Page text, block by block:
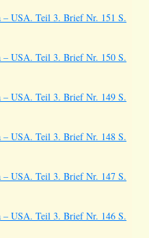
USA. Teil 3. Brief Nr. 151 S.
USA. Teil 3. Brief Nr. 150 S.
USA. Teil 3. Brief Nr. 149 S.
USA. Teil 3. Brief Nr. 148 S.
USA. Teil 3. Brief Nr. 147 S.
USA. Teil 3. Brief Nr. 146 S.